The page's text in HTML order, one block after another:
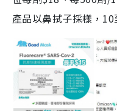
產品以鼻拭子採樣，10